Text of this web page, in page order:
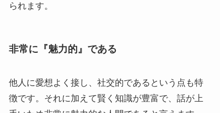
られます。
非常に『魅力的』である
他人に愛想よく接し、社交的であるという点も特
徴です。それに加えて賢く知識が豊富で、話が上